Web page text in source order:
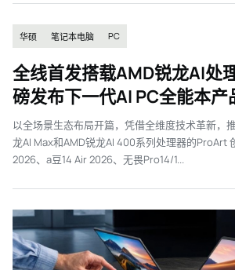
华硕 笔记本电脑 PC
全线首发搭载AMD锐龙AI处
磅发布下一代AI PC全能本产
以全场景生态布局开篇，凭借全维度技术革新，
龙AI Max和AMD锐龙AI 400系列处理器的ProArt
2026、a豆14 Air 2026、无畏Pro14/1...